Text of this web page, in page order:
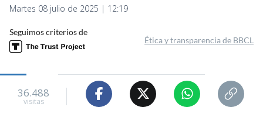
Martes 08 julio de 2025 | 12:19
Seguimos criterios de
Ética y transparencia de BBCL
36.488
visitas